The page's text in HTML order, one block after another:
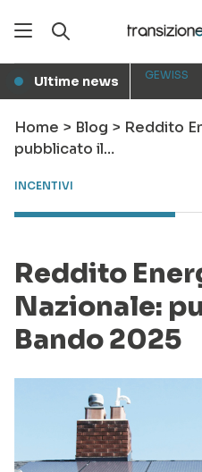
● Ultime news GEWISS
Home > Blog > Reddito
pubblicato il…
INCENTIVI
Reddito
Nazionale:
Bando 2025